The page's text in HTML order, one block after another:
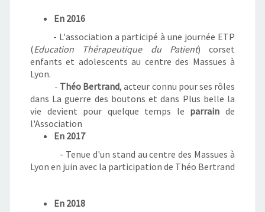
En 2016
- L'association a participé à une journée ETP
(Education Thérapeutique du Patient) corset
enfants et adolescents au centre des Massues à
Lyon.
- Théo Bertrand, acteur connu pour ses rôles
dans La guerre des boutons et dans Plus belle la
vie devient pour quelque temps le parrain de
l'Association
En 2017
- Tenue d'un stand au centre des Massues à
Lyon en juin avec la participation de Théo Bertrand
En 2018